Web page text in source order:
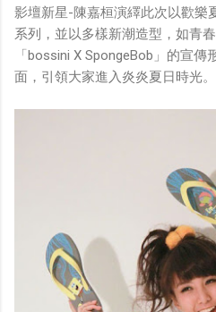
影壇新星-陳嘉桓演繹此次以歡樂
系列，並以多樣新潮造型，如青
「bossini X SpongeBob」的宣
面，引領大家進入炎炎夏日時光。